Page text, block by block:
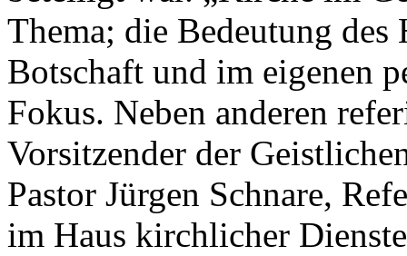
Thema; die Bedeutung
Botschaft und im eigenen
Fokus. Neben anderen
Vorsitzender der
Pastor Jürgen Schnare,
im Haus kirchlicher